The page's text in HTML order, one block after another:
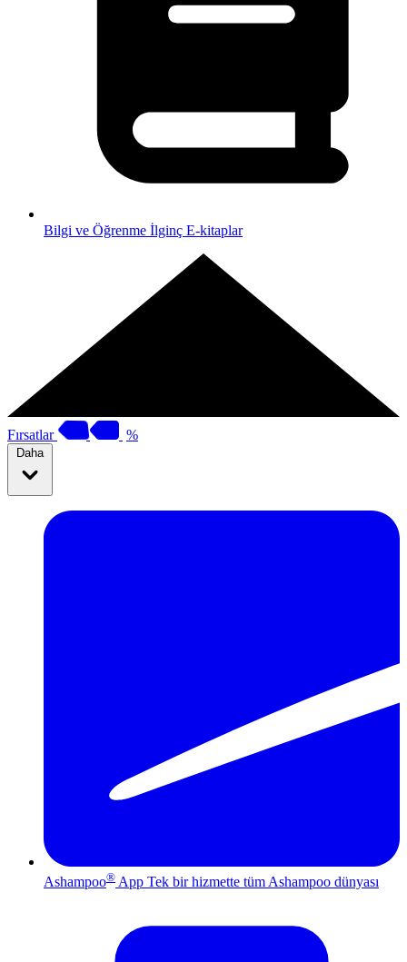
Bilgi ve Öğrenme İlginç E-kitaplar
Fırsatlar %
Daha
Ashampoo® App Tek bir hizmette tüm Ashampoo dünyası